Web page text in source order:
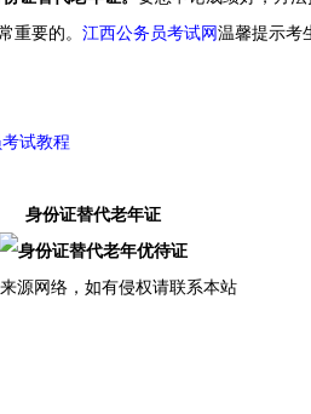
重要的。 江西公务员考试网温馨提示考
试教程
身份证替代老年证
源网络，如有侵权请联系本站